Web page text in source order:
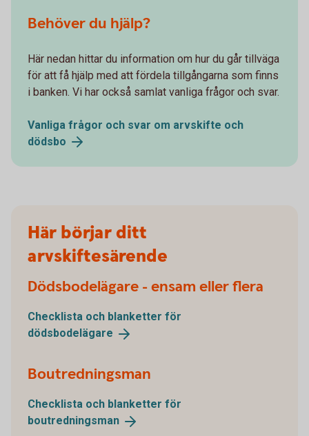
Behöver du hjälp?
Här nedan hittar du information om hur du går tillväga
för att få hjälp med att fördela tillgångarna som finns
i banken. Vi har också samlat vanliga frågor och svar.
Vanliga frågor och svar om arvskifte och
dödsbo
Här börjar ditt
arvskiftesärende
Dödsbodelägare - ensam eller flera
Checklista och blanketter för
dödsbodelägare
Boutredningsman
Checklista och blanketter för
boutredningsman